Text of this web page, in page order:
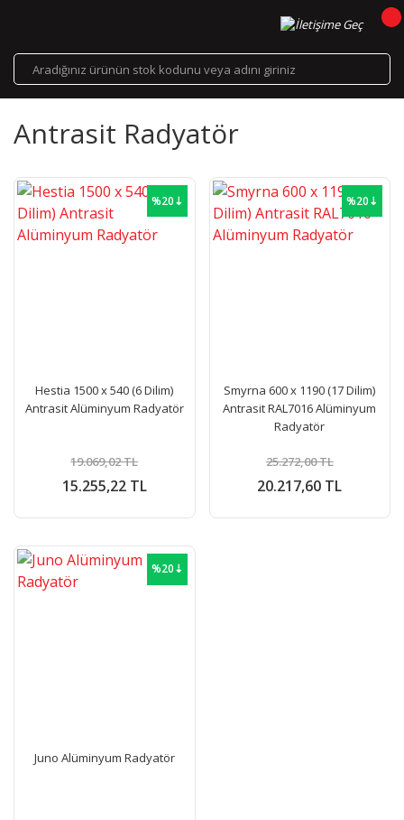
Antrasit Radyatör
%20⇣
Hestia 1500 x 540 (6 Dilim)
Antrasit Alüminyum Radyatör
15.255,22 TL
19.069,02 TL
%20⇣
Smyrna 600 x 1190 (17 Dilim)
Antrasit RAL7016 Alüminyum
Radyatör
20.217,60 TL
25.272,00 TL
%20⇣
Juno Alüminyum Radyatör